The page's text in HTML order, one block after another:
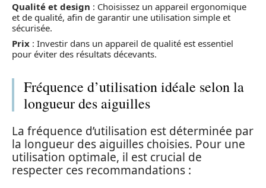
Qualité et design : Choisissez un appareil ergonomique
et de qualité, afin de garantir une utilisation simple et
sécurisée.
Prix : Investir dans un appareil de qualité est essentiel
pour éviter des résultats décevants.
Fréquence d’utilisation idéale selon la
longueur des aiguilles
La fréquence d’utilisation est déterminée par
la longueur des aiguilles choisies. Pour une
utilisation optimale, il est crucial de
respecter ces recommandations :